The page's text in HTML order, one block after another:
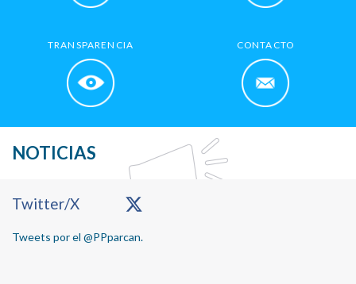
TRANSPARENCIA CONTACTO
NOTICIAS
Primary
Twitter/X
Tweets por el @PPparcan.